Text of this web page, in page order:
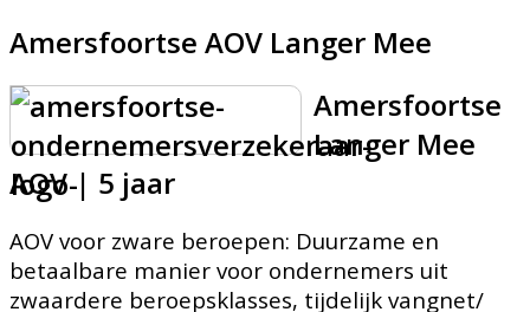
Amersfoortse AOV Langer Mee
Amersfoortse
Langer Mee
AOV | 5 jaar
AOV voor zware beroepen: Duurzame en
betaalbare manier voor ondernemers uit
zwaardere beroepsklasses, tijdelijk vangnet/